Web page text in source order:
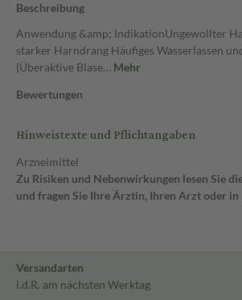
Beschreibung
Anwendung &amp; IndikationUngewollter
starker Harndrang Häufiges Wasserlassen
(Überaktive Blase… Mehr
Bewertungen
Hinweistexte und Pflichtangaben
Arzneimittel
Zu Risiken und Nebenwirkungen lesen Sie
und fragen Sie Ihre Ärztin, Ihren Arzt oder
Versandarten
i.d.R. am nächsten Werktag